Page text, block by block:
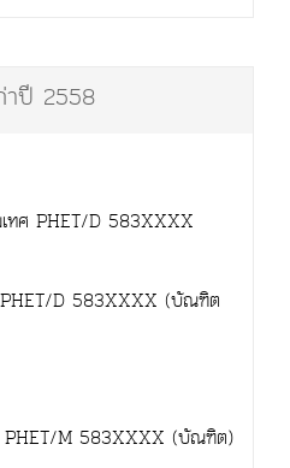
าปี 2558
ทศ PHET/D 583XXXX
PHET/D 583XXXX (บัณฑิต
PHET/M 583XXXX (บัณฑิต)